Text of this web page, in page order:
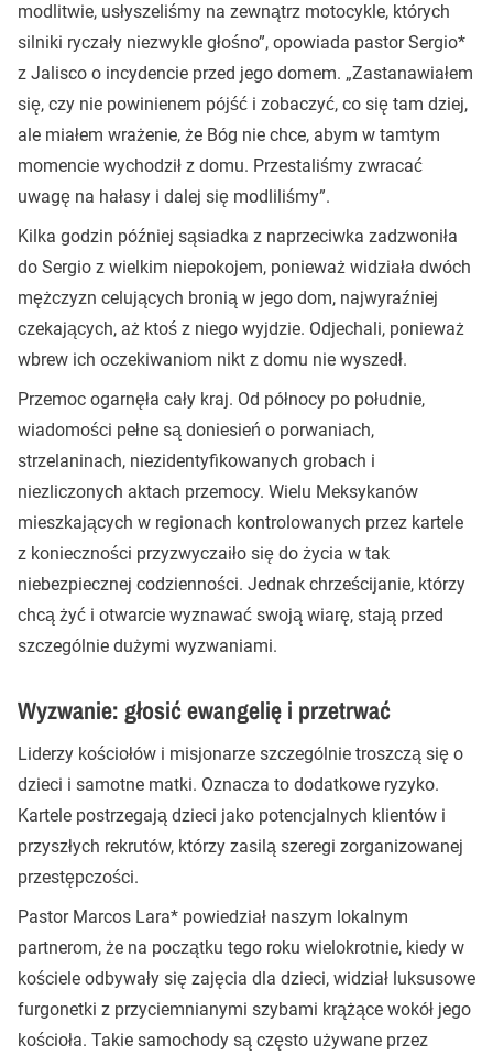
modlitwie, usłyszeliśmy na zewnątrz motocykle, których
silniki ryczały niezwykle głośno”, opowiada pastor Sergio*
z Jalisco o incydencie przed jego domem. „Zastanawiałem
się, czy nie powinienem pójść i zobaczyć, co się tam dziej,
ale miałem wrażenie, że Bóg nie chce, abym w tamtym
momencie wychodził z domu. Przestaliśmy zwracać
uwagę na hałasy i dalej się modliliśmy”.
Kilka godzin później sąsiadka z naprzeciwka zadzwoniła
do Sergio z wielkim niepokojem, ponieważ widziała dwóch
mężczyzn celujących bronią w jego dom, najwyraźniej
czekających, aż ktoś z niego wyjdzie. Odjechali, ponieważ
wbrew ich oczekiwaniom nikt z domu nie wyszedł.
Przemoc ogarnęła cały kraj. Od północy po południe,
wiadomości pełne są doniesień o porwaniach,
strzelaninach, niezidentyfikowanych grobach i
niezliczonych aktach przemocy. Wielu Meksykanów
mieszkających w regionach kontrolowanych przez kartele
z konieczności przyzwyczaiło się do życia w tak
niebezpiecznej codzienności. Jednak chrześcijanie, którzy
chcą żyć i otwarcie wyznawać swoją wiarę, stają przed
szczególnie dużymi wyzwaniami.
Wyzwanie: głosić ewangelię i przetrwać
Liderzy kościołów i misjonarze szczególnie troszczą się o
dzieci i samotne matki. Oznacza to dodatkowe ryzyko.
Kartele postrzegają dzieci jako potencjalnych klientów i
przyszłych rekrutów, którzy zasilą szeregi zorganizowanej
przestępczości.
Pastor Marcos Lara* powiedział naszym lokalnym
partnerom, że na początku tego roku wielokrotnie, kiedy w
kościele odbywały się zajęcia dla dzieci, widział luksusowe
furgonetki z przyciemnianymi szybami krążące wokół jego
kościoła. Takie samochody są często używane przez